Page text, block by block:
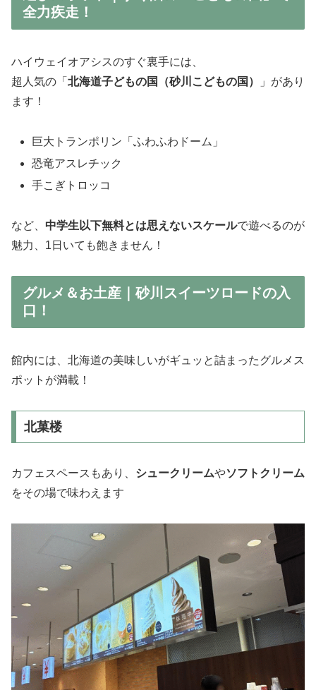
全力疾走！
ハイウェイオアシスのすぐ裏手には、
超人気の「 北海道子どもの国（砂川こどもの国）
」があり
ます！
巨大トランポリン「ふわふわドーム」
恐竜アスレチック
手こぎトロッコ
など、 中学生以下無料とは思えないスケールで遊べるのが
魅力、1日いても飽きません！
グルメ＆お土産｜砂川スイーツロードの入
口！
館内には、北海道の美味しいがギュッと詰まったグルメス
ポットが満載！
北菓楼
カフェスペースもあり、 シュークリームやソフトクリーム
をその場で味わえます